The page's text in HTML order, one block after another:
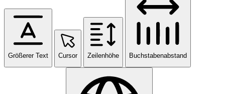
Größerer Text Cursor Zeilenhöhe Buchstabenabstand